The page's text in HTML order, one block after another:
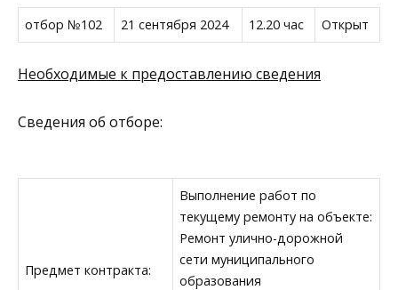
отбор №102 21 сентября 2024 12.20 час Открыт
Необходимые к предоставлению сведения
Сведения об отборе:
Предмет контракта:
Выполнение работ по
текущему ремонту на объекте:
Ремонт улично-дорожной
сети муниципального
образования